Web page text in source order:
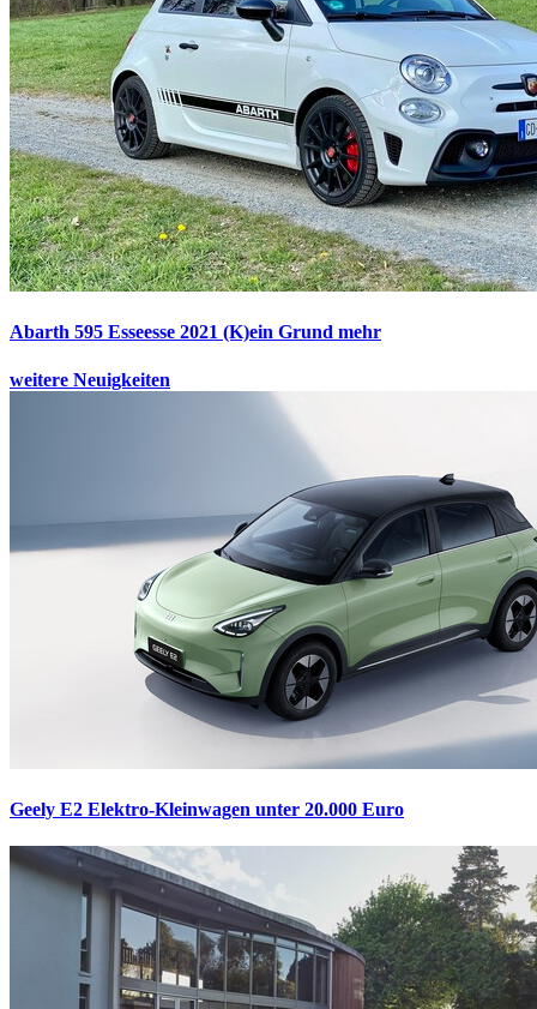
Abarth 595 Esseesse 2021 (K)ein Grund mehr
weitere Neuigkeiten
Geely E2 Elektro-Kleinwagen unter 20.000 Euro